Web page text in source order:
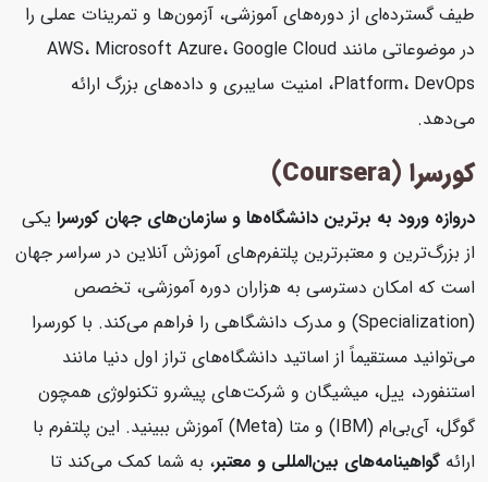
طیف گسترده‌ای از دوره‌های آموزشی، آزمون‌ها و تمرینات عملی را
در موضوعاتی مانند AWS، Microsoft Azure، Google Cloud
Platform، DevOps، امنیت سایبری و داده‌های بزرگ ارائه
می‌دهد.
کورسرا (Coursera)
دروازه ورود به برترین دانشگاه‌ها و سازمان‌های جهان کورسرایکی
از بزرگ‌ترین و معتبرترین پلتفرم‌های آموزش آنلاین در سراسر جهان
است که امکان دسترسی به هزاران دوره آموزشی، تخصص
(Specialization) و مدرک دانشگاهی را فراهم می‌کند. با کورسرا
می‌توانید مستقیماً از اساتید دانشگاه‌های تراز اول دنیا مانند
استنفورد، ییل، میشیگان و شرکت‌های پیشرو تکنولوژی همچون
گوگل، آی‌بی‌ام (IBM) و متا (Meta) آموزش ببینید. این پلتفرم با
ارائهگواهینامه‌های بین‌المللی و معتبر، به شما کمک می‌کند تا